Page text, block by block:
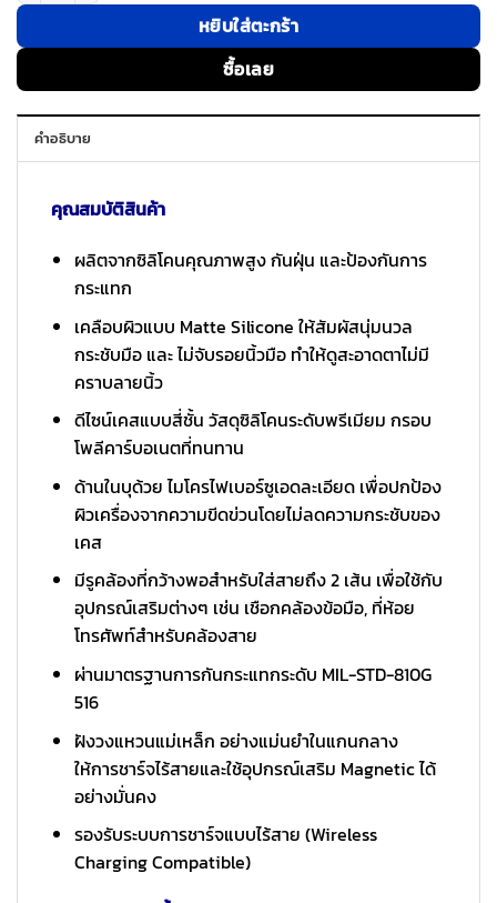
หยิบใส่ตะกร้า
ซื้อเลย
คำอธิบาย
คุณสมบัติสินค้า
ผลิตจากซิลิโคนคุณภาพสูง กันฝุ่น และป้องกันการ
กระแทก
เคลือบผิวแบบ Matte Silicone ให้สัมผัสนุ่มนวล
กระชับมือ และ ไม่จับรอยนิ้วมือ ทำให้ดูสะอาดตาไม่มี
คราบลายนิ้ว
ดีไซน์เคสแบบสี่ชั้น วัสดุซิลิโคนระดับพรีเมียม กรอบ
โพลีคาร์บอเนตที่ทนทาน
ด้านในบุด้วย ไมโครไฟเบอร์ซูเอดละเอียด เพื่อปกป้อง
ผิวเครื่องจากความขีดข่วนโดยไม่ลดความกระชับของ
เคส
มีรูคล้องที่กว้างพอสำหรับใส่สายถึง 2 เส้น เพื่อใช้กับ
อุปกรณ์เสริมต่างๆ เช่น เชือกคล้องข้อมือ, ที่ห้อย
โทรศัพท์สำหรับคล้องสาย
ผ่านมาตรฐานการกันกระแทกระดับ MIL-STD-810G
516
ฝังวงแหวนแม่เหล็ก อย่างแม่นยำในแกนกลาง
ให้การชาร์จไร้สายและใช้อุปกรณ์เสริม Magnetic ได้
อย่างมั่นคง
รองรับระบบการชาร์จแบบไร้สาย (Wireless
Charging Compatible)